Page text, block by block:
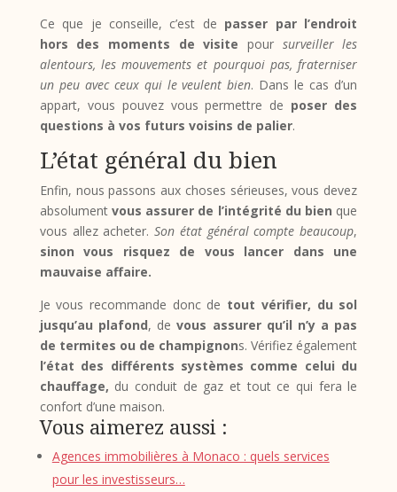
Ce que je conseille, c’est de passer par l’endroit
hors des moments de visite pour surveiller les
alentours, les mouvements et pourquoi pas, fraterniser
un peu avec ceux qui le veulent bien. Dans le cas d’un
appart, vous pouvez vous permettre de poser des
questions à vos futurs voisins de palier.
L’état général du bien
Enfin, nous passons aux choses sérieuses, vous devez
absolument vous assurer de l’intégrité du bien que
vous allez acheter.Son état général compte beaucoup,
sinon vous risquez de vous lancer dans une
mauvaise affaire.
Je vous recommande donc de tout vérifier, du sol
jusqu’au plafond, devous assurer qu’il n’y a pas
de termites ou de champignons. Vérifiez également
l’état des différents systèmes comme celui du
chauffage, du conduit de gaz et tout ce qui fera le
confort d’une maison.
Vous aimerez aussi :
Agences immobilières à Monaco : quels services
pour les investisseurs…